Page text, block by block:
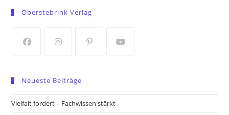
a
tab
tab
Oberstebrink Verlag
a
new
new
a
new
new
Neueste Beiträge
Vielfalt fordert – Fachwissen stärkt